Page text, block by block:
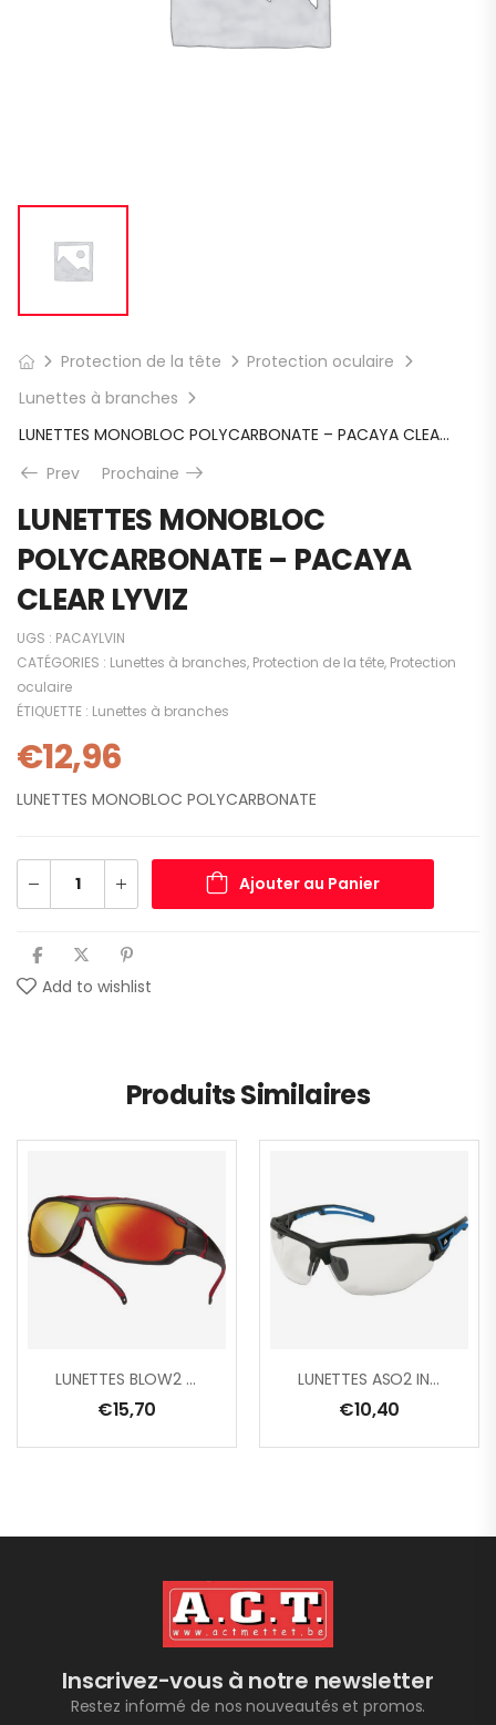
Protection de la tête
Protection oculaire
Lunettes à branches
LUNETTES MONOBLOC POLYCARBONATE – PACAYA CLEAR LYVIZ
Prev
Prochaine
LUNETTES MONOBLOC
POLYCARBONATE – PACAYA
CLEAR LYVIZ
UGS : PACAYLVIN
CATÉGORIES : Lunettes à branches, Protection de la tête, Protection
oculaire
ÉTIQUETTE : Lunettes à branches
€12,96
LUNETTES MONOBLOC POLYCARBONATE
Ajouter au Panier
Add to wishlist
Produits Similaires
LUNETTES BLOW2 MIRROR
€15,70
LUNETTES ASO2 INCOLORE
€10,40
Inscrivez-vous à notre newsletter
Restez informé de nos nouveautés et promos.